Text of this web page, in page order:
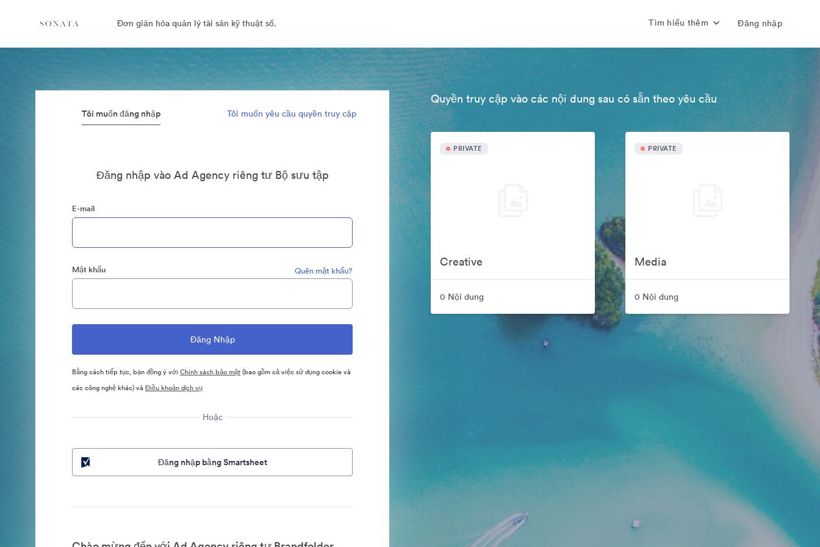
Đơn giản hóa quản lý tài sản kỹ thuật số. Tìm hiểu thêm Đăng nhập
Tôi muốn đăng nhập Tôi muốn yêu cầu quyền truy cập
Đăng nhập vào Ad Agency riêng tư Bộ sưu tập
E-mail
Mật khẩu Quên mật khẩu?
Bằng cách tiếp tục, bạn đồng ý vớiChính sách bảo mật(bao gồm cả việc sử dụng cookie và
các công nghệ khác) vàĐiều khoản dịch vụ
Hoặc
Đăng nhập bằng Smartsheet
Quyền truy cập vào các nội dung sau có sẵn theo yêu cầu
PRIVATE
Creative
0 Nội dung
PRIVATE
Media
0 Nội dung